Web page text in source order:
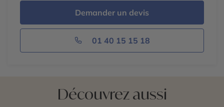
Demander un devis
01 40 15 15 18
Découvrez aussi